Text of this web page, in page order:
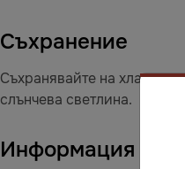
Съхранение
Съхранявайте на хладно и
слънчева светлина.
Информация за